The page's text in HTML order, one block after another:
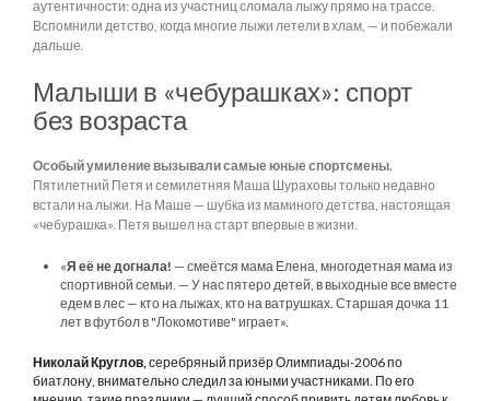
аутентичности: одна из участниц сломала лыжу прямо на трассе.
Вспомнили детство, когда многие лыжи летели в хлам, — и побежали
дальше.
Малыши в «чебурашках»: спорт
без возраста
Особый умиление вызывали самые юные спортсмены.
Пятилетний Петя и семилетняя Маша Шураховы только недавно
встали на лыжи. На Маше — шубка из маминого детства, настоящая
«чебурашка». Петя вышел на старт впервые в жизни.
«Я её не догнала! — смеётся мама Елена, многодетная мама из
спортивной семьи. — У нас пятеро детей, в выходные все вместе
едем в лес — кто на лыжах, кто на ватрушках. Старшая дочка 11
лет в футбол в "Локомотиве" играет».
Николай Круглов,серебряный призёр Олимпиады-2006 по
биатлону, внимательно следил за юными участниками. По его